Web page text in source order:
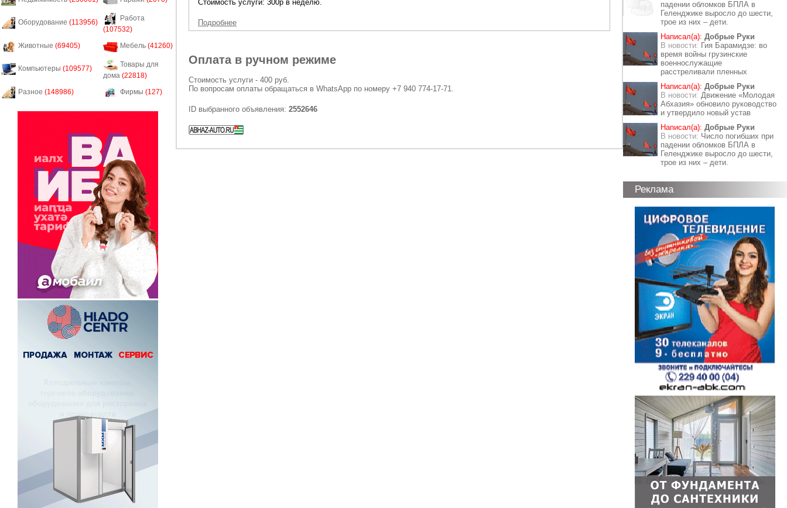
Оборудование (113956)
Работа
(107532)
Животные (69405) Мебель (41260)
Компьютеры (109577)
Товары для
дома (22818)
Разное (148986) Фирмы (127)
Стоимость услуги: 300р в неделю.
Подробнее
Оплата в ручном режиме
Стоимость услуги - 400 руб.
По вопросам оплаты обращаться в WhatsApp по номеру +7 940 774-17-71.
ID выбранного объявления: 2552646
падении обломков БПЛА в
Геленджике выросло до шести,
трое из них – дети.
Написал(а): Добрые Руки
В новости: Гия Барамидзе: во
время войны грузинские
военнослужащие
расстреливали пленных
Написал(а): Добрые Руки
В новости: Движение «Молодая
Абхазия» обновило руководство
и утвердило новый устав
Написал(а): Добрые Руки
В новости: Число погибших при
падении обломков БПЛА в
Геленджике выросло до шести,
трое из них – дети.
Реклама